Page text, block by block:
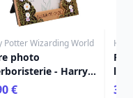
Potter Wizarding World
photo
- Harry
€